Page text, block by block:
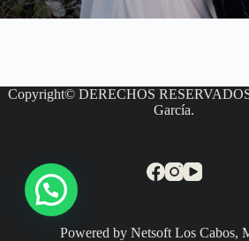
Copyright© DERECHOS
García.
Powered by Netsoft Los Cabos,